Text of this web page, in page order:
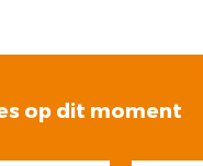
op dit moment